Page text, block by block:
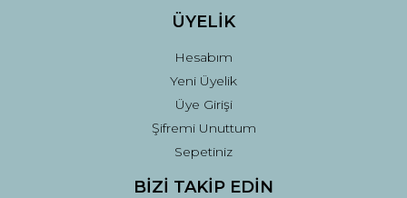
ÜYELİK
Hesabım
Yeni Üyelik
Üye Girişi
Şifremi Unuttum
Sepetiniz
BİZİ TAKİP EDİN